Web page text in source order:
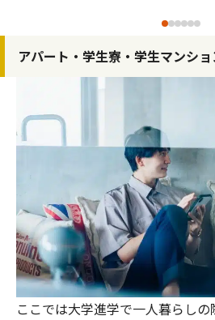
アパート・学生寮・学生マンショ
ここでは大学進学で一人暮らしの